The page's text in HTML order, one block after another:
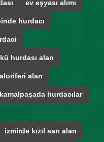
ev eşyası alımı
hurdacı
hurdası alan
alan
kamalpaşada hurdacılar
izmirde kızıl sarı alan